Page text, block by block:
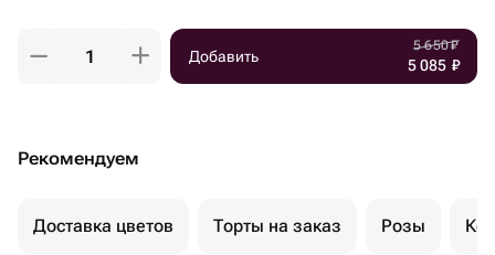
Добавить
5 650₽
5 085 ₽
Рекомендуем
Доставка цветов Торты на заказ Розы